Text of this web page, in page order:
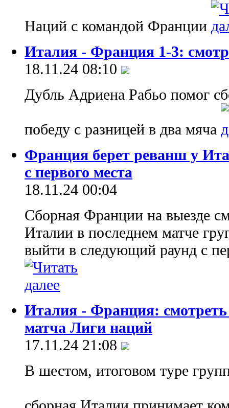
Наций с командой Франции
Италия - Франция 1-3:
18.11.24 08:10
Дубль Адриена Рабьо помог
победу с разницей в два мяча
Франция берет реванш у
с первого места
18.11.24 00:04
Сборная Франции на выезде
Италии в последнем матче
выйти в следующий раунд с
Италия - Франция:
матча Лиги наций
17.11.24 21:08
В шестом, итоговом туре